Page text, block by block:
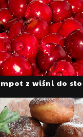
z wiśni do